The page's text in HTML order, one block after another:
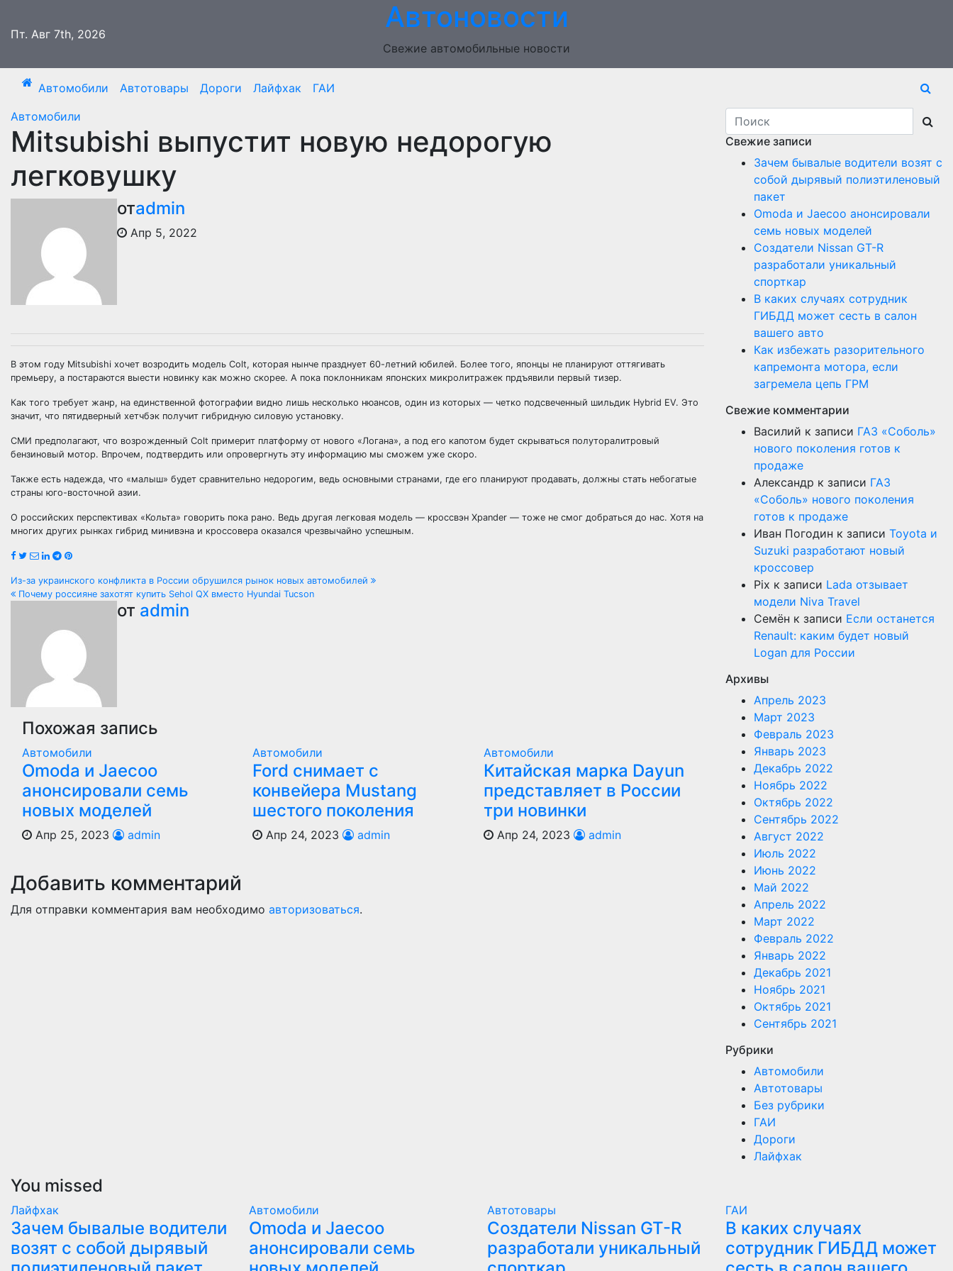
содержимому
Пт. Авг 7th, 2026 Автоновости
Свежие автомобильные новости
Автомобили Автотовары Дороги Лайфхак
ГАИ
Автомобили
Mitsubishi выпустит новую недорогую
легковушку
отadmin
Апр 5, 2022
В этом году Mitsubishi хочет возродить модель Colt, которая нынче празднует 60-летний юбилей. Более того, японцы не планируют оттягивать
премьеру, а постараются выести новинку как можно скорее. А пока поклонникам японских микролитражек прдъявили первый тизер.
Как того требует жанр, на единственной фотографии видно лишь несколько нюансов, один из которых — четко подсвеченный шильдик Hybrid EV. Это
значит, что пятидверный хетчбэк получит гибридную силовую установку.
СМИ предполагают, что возрожденный Colt примерит платформу от нового «Логана», а под его капотом будет скрываться полуторалитровый
бензиновый мотор. Впрочем, подтвердить или опровергнуть эту информацию мы сможем уже скоро.
Также есть надежда, что «малыш» будет сравнительно недорогим, ведь основными странами, где его планируют продавать, должны стать небогатые
страны юго-восточной азии.
О российских перспективах «Кольта» говорить пока рано. Ведь другая легковая модель — кроссвэн Xpander — тоже не смог добраться до нас. Хотя на
многих других рынках гибрид минивэна и кроссовера оказался чрезвычайно успешным.
Навигация
записям
Из-за украинского конфликта в России обрушился рынок новых автомобилей
Почему россияне захотят купить Sehol QX вместо Hyundai Tucson
от admin
Похожая запись
Автомобили
Оmoda и Jaecoo
анонсировали семь
новых моделей
Апр 25, 2023 admin
Автомобили
Ford снимает с
конвейера Mustang
шестого поколения
Апр 24, 2023 admin
Автомобили
Китайская марка Dayun
представляет в России
три новинки
Апр 24, 2023 admin
Добавить комментарий
Для отправки комментария вам необходимо авторизоваться.
Свежие записи
Зачем бывалые водители возят с
собой дырявый полиэтиленовый
пакет
Оmoda и Jaecoo анонсировали
семь новых моделей
Создатели Nissan GT-R
разработали уникальный
спорткар
В каких случаях сотрудник
ГИБДД может сесть в салон
вашего авто
Как избежать разорительного
капремонта мотора, если
загремела цепь ГРМ
Свежие комментарии
Василий к записи ГАЗ «Соболь»
нового поколения готов к
продаже
Александр к записи ГАЗ
«Соболь» нового поколения
готов к продаже
Иван Погодин к записи Toyota и
Suzuki разработают новый
кроссовер
Pix к записи Lada отзывает
модели Niva Travel
Семён к записи Если останется
Renault: каким будет новый
Logan для России
Архивы
Апрель 2023
Март 2023
Февраль 2023
Январь 2023
Декабрь 2022
Ноябрь 2022
Октябрь 2022
Сентябрь 2022
Август 2022
Июль 2022
Июнь 2022
Май 2022
Апрель 2022
Март 2022
Февраль 2022
Январь 2022
Декабрь 2021
Ноябрь 2021
Октябрь 2021
Сентябрь 2021
Рубрики
Автомобили
Автотовары
Без рубрики
ГАИ
Дороги
Лайфхак
You missed
Лайфхак
Зачем бывалые водители
возят с собой дырявый
Автомобили
Оmoda и Jaecoo
анонсировали семь
Автотовары
Создатели Nissan GT-R
разработали уникальный
ГАИ
В каких случаях
сотрудник ГИБДД может